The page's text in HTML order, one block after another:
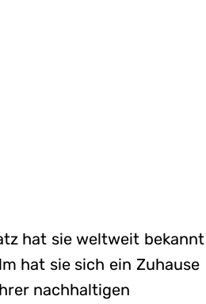
hat sie weltweit bekannt
hat sie sich ein Zuhause
nachhaltigen